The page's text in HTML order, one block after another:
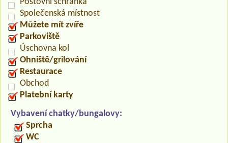
Společenská místnost
Můžete mít zvíře
Parkoviště
Úschovna kol
Ohniště/grilování
Restaurace
Obchod
Platební karty
Vybavení chatky/bungalovy:
Sprcha
WC